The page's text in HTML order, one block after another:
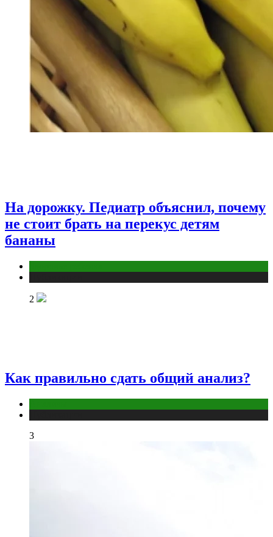
На дорожку. Педиатр объяснил, почему
не стоит брать на перекус детям
бананы
2
Как правильно сдать общий анализ?
3